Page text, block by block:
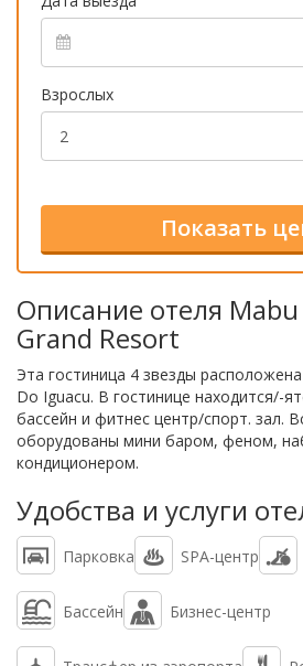
Взрослых
Описание отеля
Grand Resort
Эта гостиница 4 звезды
Do Iguacu. В гостинице находится/-
бассейн и фитнес центр/спорт. зал.
оборудованы мини баром, феном,
кондиционером.
Удобства и услуги
Парковка SPA-центр
Бассейн Бизнес-центр